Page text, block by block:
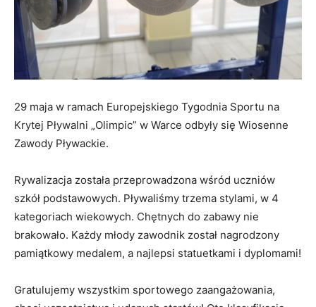
29 maja w ramach Europejskiego Tygodnia Sportu na
Krytej Pływalni „Olimpic” w Warce odbyły się Wiosenne
Zawody Pływackie.
Rywalizacja została przeprowadzona wśród uczniów
szkół podstawowych. Pływaliśmy trzema stylami, w 4
kategoriach wiekowych. Chętnych do zabawy nie
brakowało. Każdy młody zawodnik został nagrodzony
pamiątkowy medalem, a najlepsi statuetkami i dyplomami!
Gratulujemy wszystkim sportowego zaangażowania,